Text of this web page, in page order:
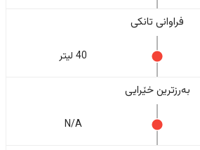
فراوانی تانکی
40 لیتر
بەرزترین خێرایی
N/A